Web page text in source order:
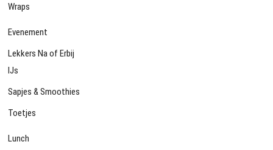
Wraps
Evenement
Lekkers Na of Erbij
IJs
Sapjes & Smoothies
Toetjes
Lunch